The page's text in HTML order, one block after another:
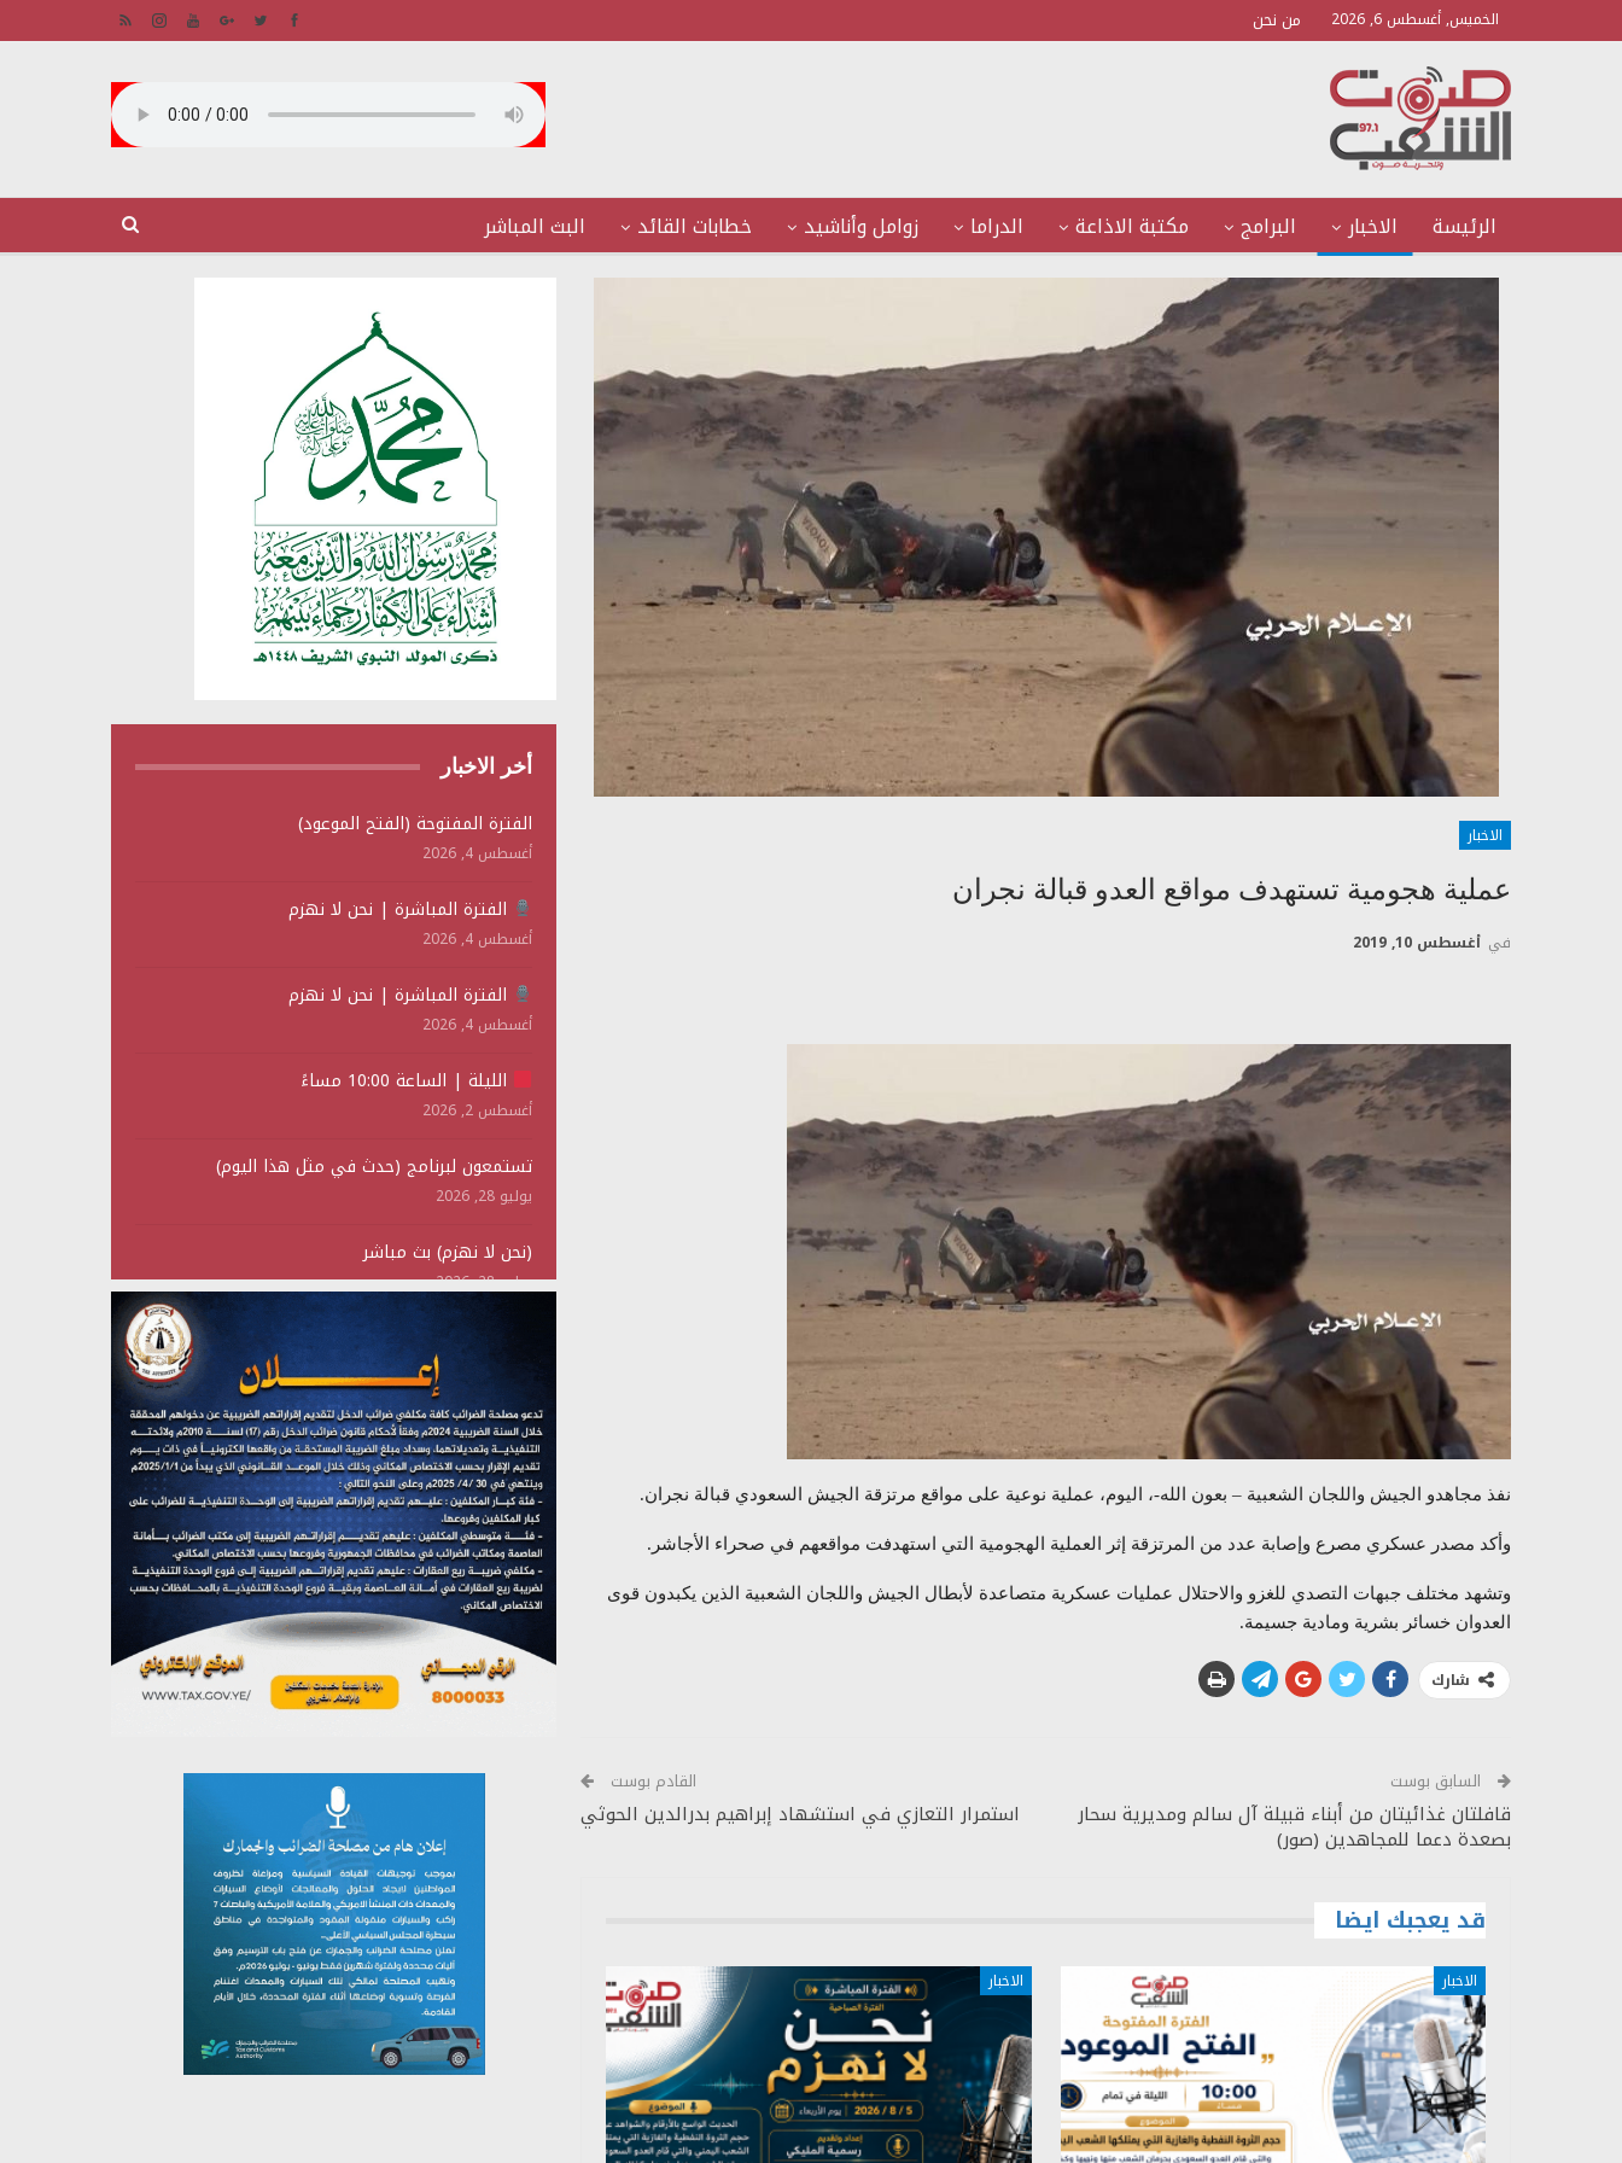
الخميس, أغسطس 6, 2026 من نحن
الرئيسة الاخبار البرامج مكتبة الاذاعة الدراما زوامل وأناشيد خطابات القائد البث المباشر
الاخبار
عملية هجومية تستهدف مواقع العدو قبالة نجران
في أغسطس 10, 2019
نفذ مجاهدو الجيش واللجان الشعبية – بعون الله-، اليوم، عملية نوعية على مواقع مرتزقة الجيش السعودي قبالة نجران.
وأكد مصدر عسكري مصرع وإصابة عدد من المرتزقة إثر العملية الهجومية التي استهدفت مواقعهم في صحراء الأجاشر.
وتشهد مختلف جبهات التصدي للغزو والاحتلال عمليات عسكرية متصاعدة لأبطال الجيش واللجان الشعبية الذين يكبدون قوى
العدوان خسائر بشرية ومادية جسيمة.
شارك
السابق بوست
قافلتان غذائيتان من أبناء قبيلة آل سالم ومديرية سحار
بصعدة دعما للمجاهدين (صور)
القادم بوست
استمرار التعازي في استشهاد إبراهيم بدرالدين الحوثي
قد يعجبك ايضا
الاخبار الاخبار
أخر الاخبار
الفترة المفتوحة (الفتح الموعود)
أغسطس 4, 2026
الفترة المباشرة | نحن لا نهزم
أغسطس 4, 2026
الفترة المباشرة | نحن لا نهزم
أغسطس 4, 2026
الليلة | الساعة 10:00 مساءً
أغسطس 2, 2026
تستمعون لبرنامج (حدث في مثل هذا اليوم)
يوليو 28, 2026
(نحن لا نهزم) بث مباشر
يوليو 28, 2026
تستمعون لبرنامج (هندسة الوهم)
مؤتمر صحفي لمركز عين الإنسانية حول جرائم تحالف
العدوان على اليمن
يوليو 27, 2026
تستمعون لبرنامج (مع السيد القائد)
يوليو 26, 2026
تستمعون لبرنامج (خبر وعلم)
يوليو 26, 2026